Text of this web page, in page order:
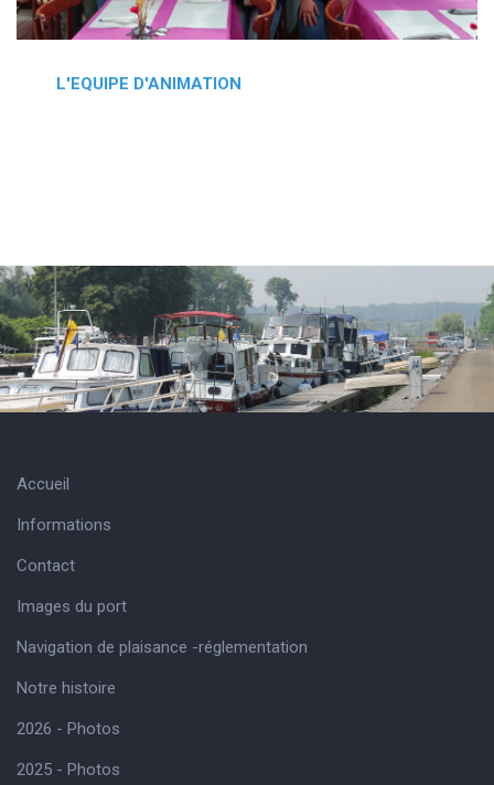
L'EQUIPE D'ANIMATION
Accueil
Informations
Contact
Images du port
Navigation de plaisance -réglementation
Notre histoire
2026 - Photos
2025 - Photos